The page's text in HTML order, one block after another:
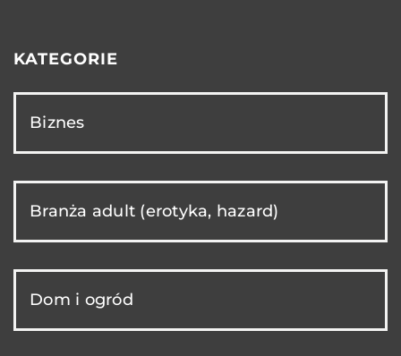
KATEGORIE
Biznes
Branża adult (erotyka, hazard)
Dom i ogród